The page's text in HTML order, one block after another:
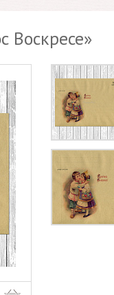
Воскресе»